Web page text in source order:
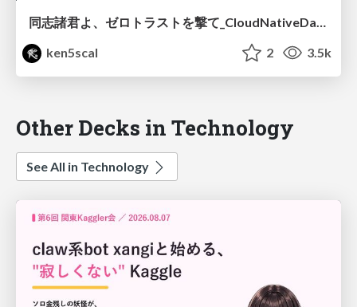
同志諸君よ、ゼロトラストを撃て_CloudNativeDays2022
ken5scal
2 3.5k
Other Decks in Technology
See All in Technology